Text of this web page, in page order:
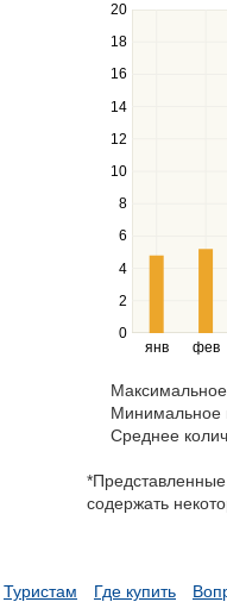
янв фев
0
2
4
6
8
10
12
14
16
18
20
Use
the
and
down
to
navigate
series.
Use
the
and
right
navigate
through
items
a
series.
Минимальное
Среднее
содержать
Туристам Где купить